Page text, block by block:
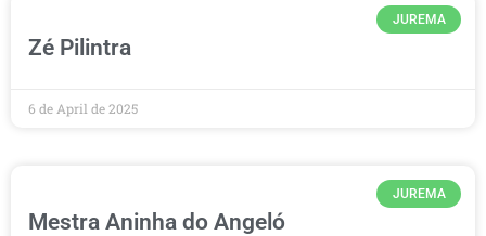
JUREMA
Zé Pilintra
6 de April de 2025
JUREMA
Mestra Aninha do Angeló